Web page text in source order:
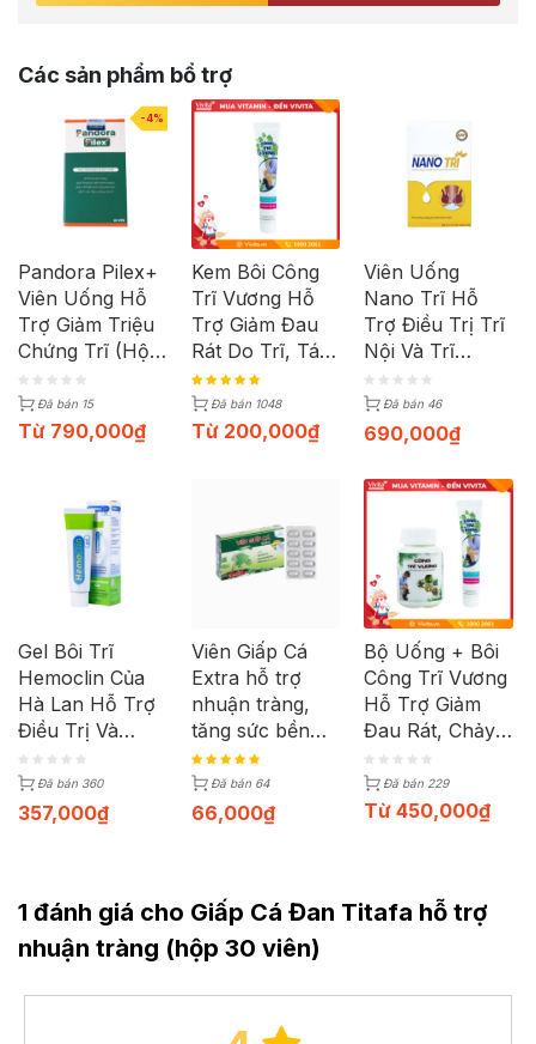
Các sản phẩm bổ trợ
-4%
Pandora Pilex+
Viên Uống Hỗ
Trợ Giảm Triệu
Chứng Trĩ (Hộp
60 Viên)
Đã bán 15
Từ 790,000₫
Kem Bôi Công
Trĩ Vương Hỗ
Trợ Giảm Đau
Rát Do Trĩ, Táo
Bón (Tuýt 15g)
Đã bán 1048
Từ 200,000₫
Viên Uống
Nano Trĩ Hỗ
Trợ Điều Trị Trĩ
Nội Và Trĩ
Ngoại | Hộp 30
ViênĐã bán 46
690,000₫
Gel Bôi Trĩ
Hemoclin Của
Hà Lan Hỗ Trợ
Điều Trị Và
Phòng Ngừa
Bệnh Trĩ | Tuýp
37g
Đã bán 360
357,000₫
Viên Giấp Cá
Extra hỗ trợ
nhuận tràng,
tăng sức bền
thành mạch
(Hộp 30 viên)
Đã bán 64
66,000₫
Bộ Uống + Bôi
Công Trĩ Vương
Hỗ Trợ Giảm
Đau Rát, Chảy
Máu Do Trĩ Và
Táo Bón
Đã bán 229
Từ450,000₫
1 đánh giá cho Giấp Cá Đan Titafa hỗ trợ
nhuận tràng (hộp 30 viên)